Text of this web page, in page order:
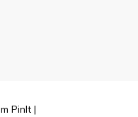
PinIt |